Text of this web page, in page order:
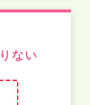
ない